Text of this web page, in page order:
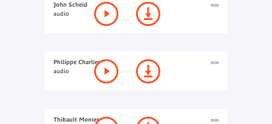
John Scheid
audio
min
Philippe Charlier
audio
min
Thibault Monier
min